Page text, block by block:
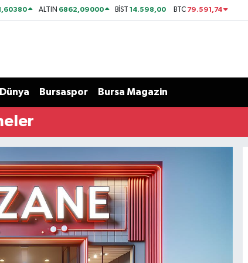
ALTIN 6862,09000 BİST14.598,00 BTC 79.591,74
Dünya Bursaspor Bursa Magazin